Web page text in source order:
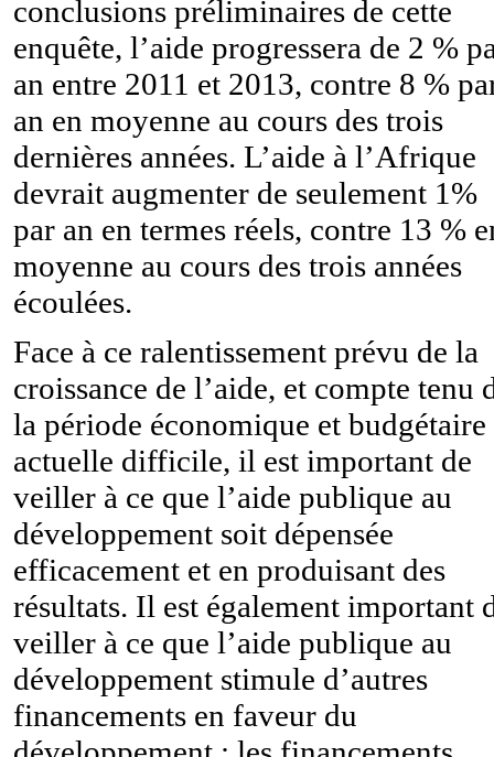
conclusions préliminaires de cette
enquête, l’aide progressera de 2 %
an entre 2011 et 2013, contre 8 %
an en moyenne au cours des trois
dernières années. L’aide à l’Afrique
devrait augmenter de seulement 1%
par an en termes réels, contre 13 %
moyenne au cours des trois années
écoulées.
Face à ce ralentissement prévu de la
croissance de l’aide, et compte tenu
la période économique et budgétaire
actuelle difficile, il est important de
veiller à ce que l’aide publique au
développement soit dépensée
efficacement et en produisant des
résultats. Il est également important
veiller à ce que l’aide publique au
développement stimule d’autres
financements en faveur du